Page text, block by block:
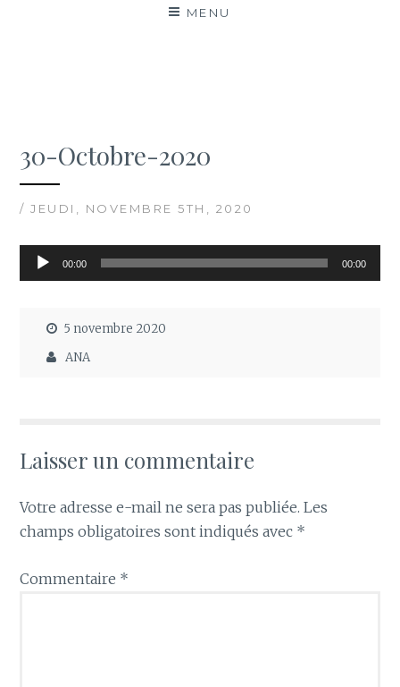
MENU
30-Octobre-2020
/ JEUDI, NOVEMBRE 5TH, 2020
Lecteur
audio
00:00 00:00
5 novembre 2020
ANA
Laisser un commentaire
Votre adresse e-mail ne sera pas publiée. Les
champs obligatoires sont indiqués avec *
Commentaire *